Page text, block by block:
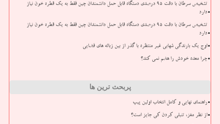
تشخیص سرطان با دقت ۹۵ درصدی دستگاه قابل حمل دانشمندان چین فقط به یک قطره خون نیاز
دارد
تشخیص سرطان با دقت ۹۵ درصدی دستگاه قابل حمل دانشمندان چین فقط به یک قطره خون نیاز
دارد
اوج یک بارندگی شهابی غیر منتظره با گذر از بین زباله های فضایی
چرا معده خودش را هضم نمی کند؟
پربحث ترین ها
راهنمای نهایی و کامل انتخاب اولین پیپ
از نظر مغز، تنبلی کردن کی جایز است؟